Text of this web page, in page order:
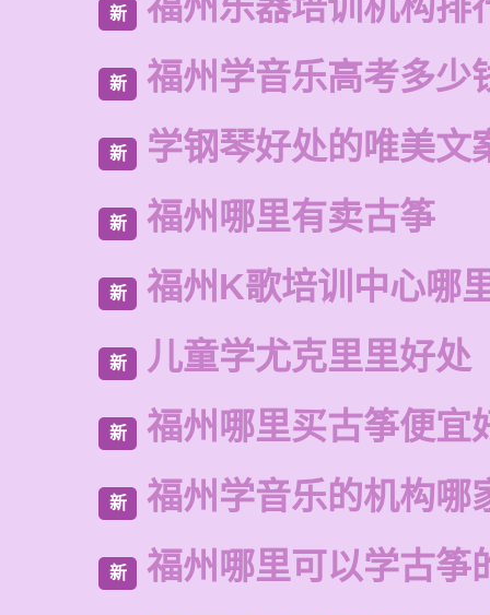
新
新 福州学音乐高考多少
新 学钢琴好处的唯美文
新 福州哪里有卖古筝
新 福州K歌培训中心哪
新 儿童学尤克里里好处
新 福州哪里买古筝便宜
新 福州学音乐的机构哪
新 福州哪里可以学古筝